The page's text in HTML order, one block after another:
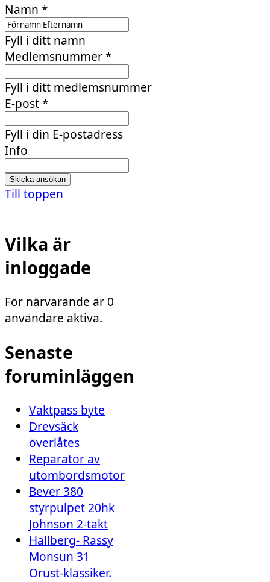
Namn *
Fyll i ditt namn
Medlemsnummer*
Fyll i ditt medlemsnummer
E-post*
Fyll i din E-postadress
Info
Till toppen
Vilka är
inloggade
För närvarande är 0
användare aktiva.
Senaste
foruminläggen
Vaktpass byte
Drevsäck
överlåtes
Reparatör av
utombordsmotor
Bever 380
styrpulpet 20hk
Johnson 2-takt
Hallberg- Rassy
Monsun 31
Orust-klassiker.